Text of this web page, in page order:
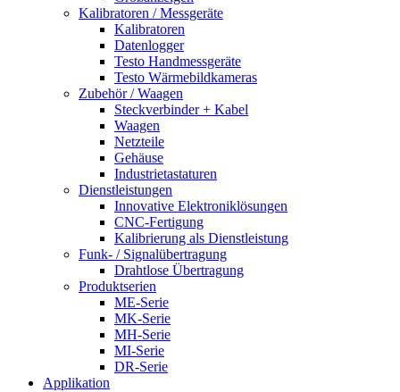
Kalibratoren / Messgeräte
Kalibratoren
Datenlogger
Testo Handmessgeräte
Testo Wärmebildkameras
Zubehör / Waagen
Steckverbinder + Kabel
Waagen
Netzteile
Gehäuse
Industrietastaturen
Dienstleistungen
Innovative Elektroniklösungen
CNC-Fertigung
Kalibrierung als Dienstleistung
Funk- / Signalübertragung
Drahtlose Übertragung
Produktserien
ME-Serie
MK-Serie
MH-Serie
MI-Serie
DR-Serie
Applikation